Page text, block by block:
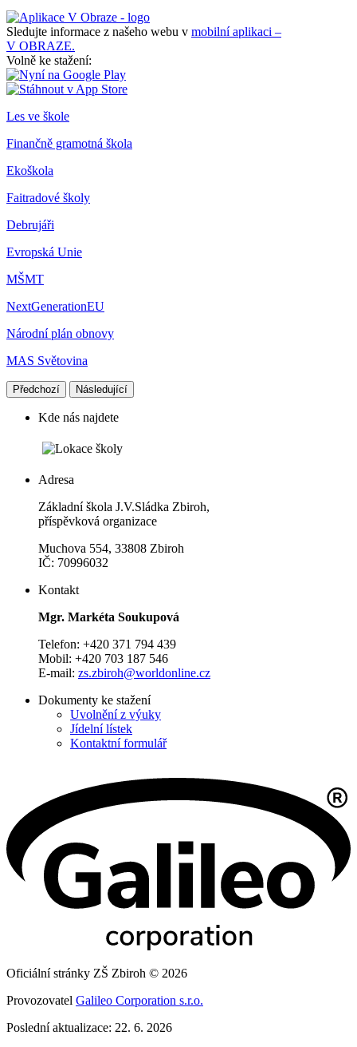
Sledujte informace z našeho webu v mobilní aplikaci –
V OBRAZE.
Volně ke stažení:
Les ve škole
Finančně gramotná škola
Ekoškola
Faitradové školy
Debrujáři
Evropská Unie
MŠMT
NextGenerationEU
Národní plán obnovy
MAS Světovina
Předchozí Následující
Kde nás najdete
Adresa
Základní škola J.V.Sládka Zbiroh,
příspěvková organizace
Muchova 554, 33808 Zbiroh
IČ: 70996032
Kontakt
Mgr. Markéta Soukupová
Telefon: +420 371 794 439
Mobil: +420 703 187 546
E-mail: zs.zbiroh@worldonline.cz
Dokumenty ke stažení
Uvolnění z výuky
Jídelní lístek
Kontaktní formulář
Oficiální stránky ZŠ Zbiroh © 2026
Provozovatel Galileo Corporation s.r.o.
Poslední aktualizace: 22. 6. 2026